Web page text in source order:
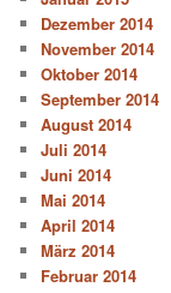
Dezember 2014
November 2014
Oktober 2014
September 2014
August 2014
Juli 2014
Juni 2014
Mai 2014
April 2014
März 2014
Februar 2014